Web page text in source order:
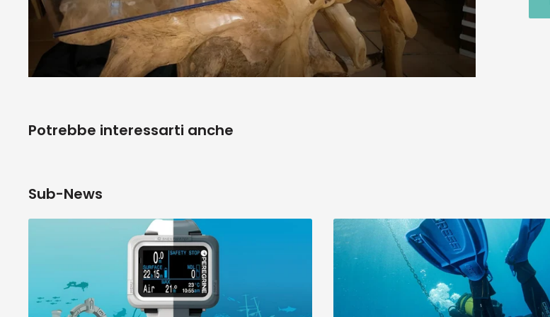
Potrebbe interessarti anche
Sub-News